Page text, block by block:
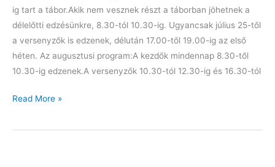
ig tart a tábor.Akik nem vesznek részt a táborban jöhetnek a
délelőtti edzésünkre, 8.30-tól 10.30-ig. Ugyancsak július 25-től
a versenyzők is edzenek, délután 17.00-től 19.00-ig az első
héten. Az augusztusi program:A kezdők mindennap 8.30-től
10.30-ig edzenek.A versenyzők 10.30-tól 12.30-ig és 16.30-tól
Nyári
Read More »